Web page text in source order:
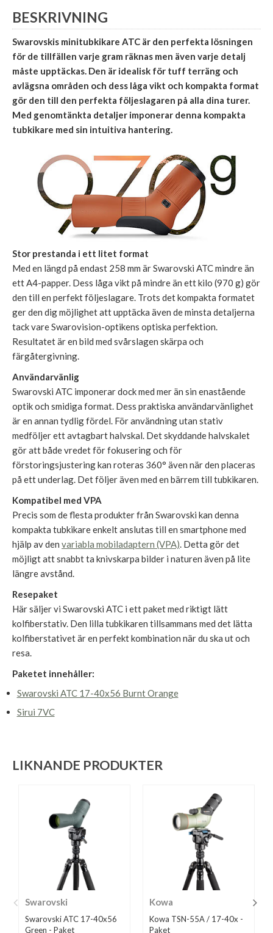
BESKRIVNING
Swarovskis minitubkikare ATC är den perfekta lösningen
för de tillfällen varje gram räknas men även varje detalj
måste upptäckas. Den är idealisk för tuff terräng och
avlägsna områden och dess låga vikt och kompakta format
gör den till den perfekta följeslagaren på alla dina turer.
Med genomtänkta detaljer imponerar denna kompakta
tubkikare med sin intuitiva hantering.
Stor prestanda i ett litet format
Med en längd på endast 258 mm är Swarovski ATC mindre än
ett A4-papper. Dess låga vikt på mindre än ett kilo (970 g) gör
den till en perfekt följeslagare. Trots det kompakta formatet
ger den dig möjlighet att upptäcka även de minsta detaljerna
tack vare Swarovision-optikens optiska perfektion.
Resultatet är en bild med svårslagen skärpa och
färgåtergivning.
Användarvänlig
Swarovski ATC imponerar dock med mer än sin enastående
optik och smidiga format. Dess praktiska användarvänlighet
är en annan tydlig fördel. För användning utan stativ
medföljer ett avtagbart halvskal. Det skyddande halvskalet
gör att både vredet för fokusering och för
förstoringsjustering kan roteras 360° även när den placeras
på ett underlag. Det följer även med en bärrem till tubkikaren.
Kompatibel med VPA
Precis som de flesta produkter från Swarovski kan denna
kompakta tubkikare enkelt anslutas till en smartphone med
hjälp av den variabla mobiladaptern (VPA). Detta gör det
möjligt att snabbt ta knivskarpa bilder i naturen även på lite
längre avstånd.
Resepaket
Här säljer vi Swarovski ATC i ett paket med riktigt lätt
kolfiberstativ. Den lilla tubkikaren tillsammans med det lätta
kolfiberstativet är en perfekt kombination när du ska ut och
resa.
Paketet innehåller:
Swarovski ATC 17-40x56 Burnt Orange
Sirui 7VC
LIKNANDE PRODUKTER
Swarovski
Swarovski ATC 17-40x56
Green - Paket
Kowa
Kowa TSN-55A / 17-40x -
Paket